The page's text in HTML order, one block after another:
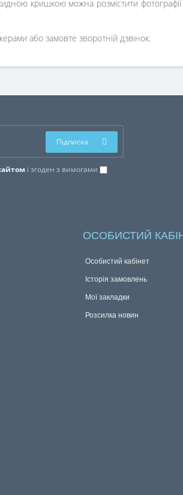
кришкою можна розмістити
або замовте зворотній дзвінок.
і згоден з вимогами
Підписка
ОСОБИСТИЙ
Особистий кабінет
Історія замовлень
Мої закладки
Розсилка новин